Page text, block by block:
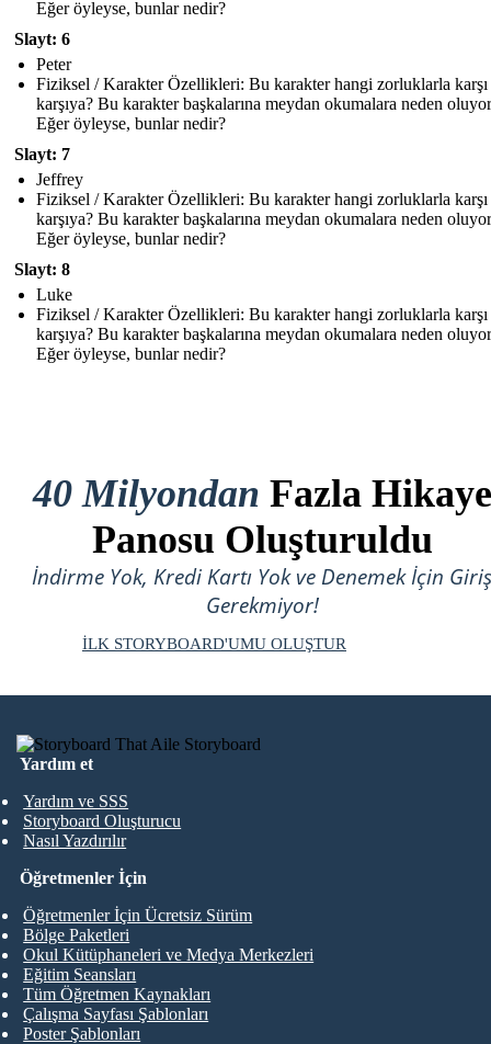
Eğer öyleyse, bunlar nedir?
Slayt: 6
Peter
Fiziksel / Karakter Özellikleri: Bu karakter hangi zorluklarla karşı
karşıya? Bu karakter başkalarına meydan okumalara neden
Eğer öyleyse, bunlar nedir?
Slayt: 7
Jeffrey
Fiziksel / Karakter Özellikleri: Bu karakter hangi zorluklarla karşı
karşıya? Bu karakter başkalarına meydan okumalara neden
Eğer öyleyse, bunlar nedir?
Slayt: 8
Luke
Fiziksel / Karakter Özellikleri: Bu karakter hangi zorluklarla karşı
karşıya? Bu karakter başkalarına meydan okumalara neden
Eğer öyleyse, bunlar nedir?
40 Milyondan Fazla Hikaye
Panosu Oluşturuldu
İndirme Yok, Kredi Kartı Yok ve Denemek İçin Giriş
Gerekmiyor!
İLK STORYBOARD'UMU OLUŞTUR
Yardım et
Yardım ve SSS
Storyboard Oluşturucu
Nasıl Yazdırılır
Öğretmenler İçin
Öğretmenler İçin Ücretsiz Sürüm
Bölge Paketleri
Okul Kütüphaneleri ve Medya Merkezleri
Eğitim Seansları
Tüm Öğretmen Kaynakları
Çalışma Sayfası Şablonları
Poster Şablonları